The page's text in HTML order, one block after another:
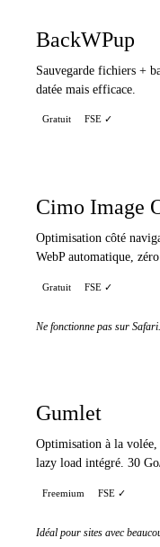
BackWPup
Sauvegarde fichiers +
datée mais efficace.
Gratuit FSE ✓
Cimo Image
Optimisation côté
WebP automatique,
Gratuit FSE ✓
Ne fonctionne pas sur
Gumlet
Optimisation à la
lazy load intégré. 30
Freemium FSE ✓
Idéal pour sites avec